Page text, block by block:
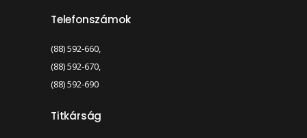
Telefonszámok
(88) 592-660,
(88) 592-670,
(88) 592-690
Titkárság